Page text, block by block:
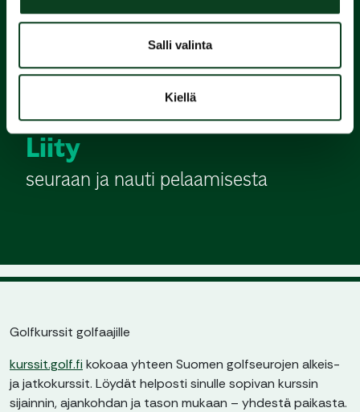
Salli valinta
Kiellä
Suorita
Liity
seuraan ja nauti pelaamisesta
Golfkurssit golfaajille
kurssit.golf.fi kokoaa yhteen Suomen golfseurojen alkeis-
ja jatkokurssit. Löydät helposti sinulle sopivan kurssin
sijainnin, ajankohdan ja tason mukaan – yhdestä paikasta.